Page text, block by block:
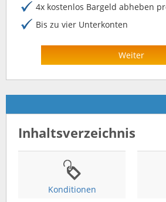
4x kostenlos Bargeld abheben
Bis zu vier Unterkonten
Weiter
Inhaltsverzeichnis
Konditionen